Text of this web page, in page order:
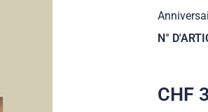
N°
CHF